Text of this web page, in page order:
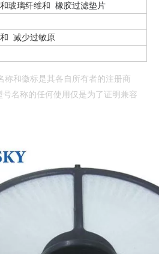
玻璃纤维和 橡胶过滤垫片
减少过敏原
称和徽标是其各自所有者的注册商
名称的任何使用仅是为了证明兼容